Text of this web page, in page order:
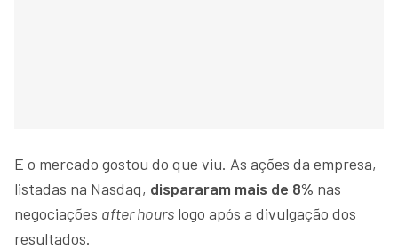
E o mercado gostou do que viu. As ações da empresa,
listadas na Nasdaq, dispararam mais de 8% nas
negociações after hours logo após a divulgação dos
resultados.